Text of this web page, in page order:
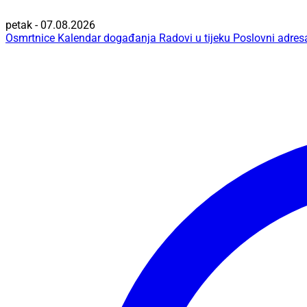
petak - 07.08.2026
Osmrtnice Kalendar događanja Radovi u tijeku Poslovni